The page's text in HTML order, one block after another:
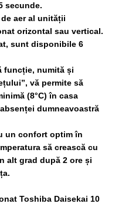
secunde.
aer al unității
orizontal sau vertical.
sunt disponibile 6
funcție, numită și
vă permite să
(8°C) în casa
dumneavoastră
un confort optim în
să crească cu
alt grad după 2 ore și
Toshiba Daisekai 10